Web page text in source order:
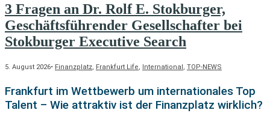
3 Fragen an Dr. Rolf E. Stokburger,
Geschäftsführender Gesellschafter bei
Stokburger Executive Search
5. August 2026• Finanzplatz Frankfurt Life International TOP-NEWS
Frankfurt im Wettbewerb um internationales Top
Talent – Wie attraktiv ist der Finanzplatz wirklich?